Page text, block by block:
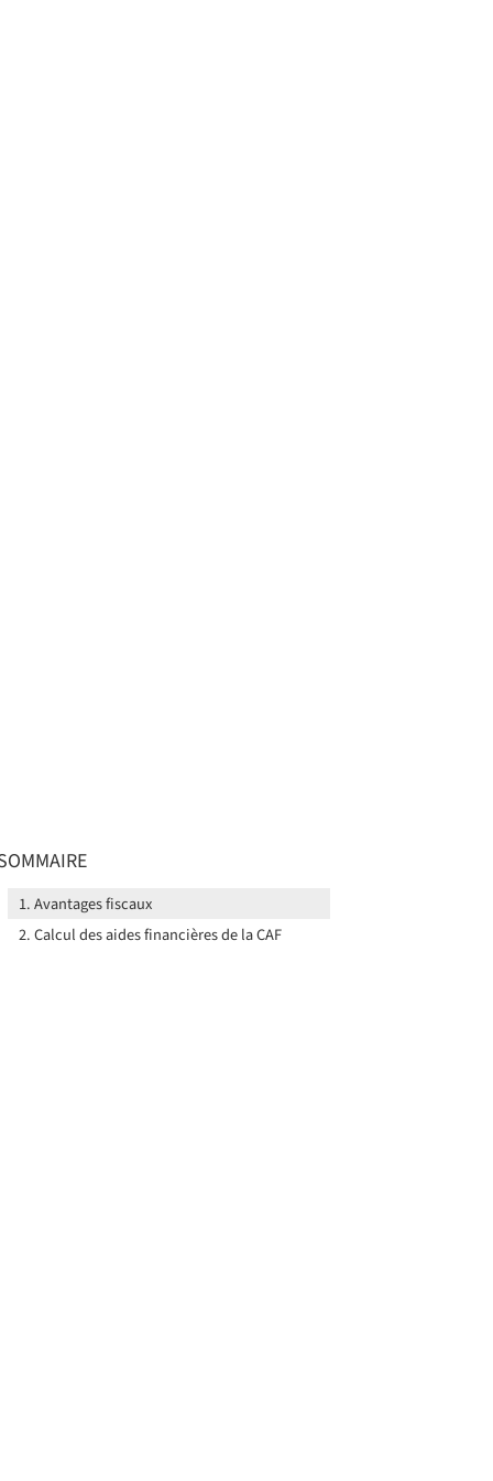
Avantages fiscaux
Calcul des aides financières de la CAF